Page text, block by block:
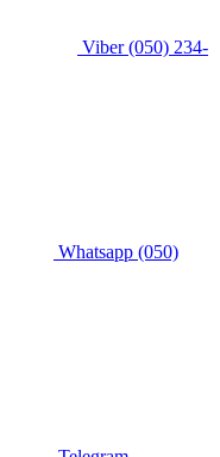
Viber(050) 234-
Whatsapp (050)